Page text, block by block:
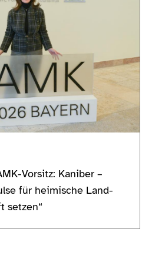
Vorsitz: Kaniber –
für heimische Land-
setzen“